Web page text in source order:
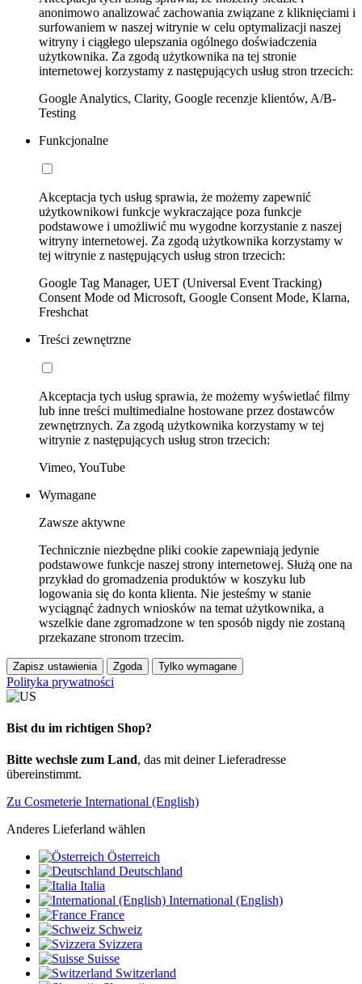
anonimowo analizować zachowania związane z kliknięciami i
surfowaniem w naszej witrynie w celu optymalizacji naszej
witryny i ciągłego ulepszania ogólnego doświadczenia
użytkownika. Za zgodą użytkownika na tej stronie
internetowej korzystamy z następujących usług stron trzecich:
Google Analytics, Clarity, Google recenzje klientów, A/B-
Testing
Funkcjonalne
Akceptacja tych usług sprawia, że możemy zapewnić
użytkownikowi funkcje wykraczające poza funkcje
podstawowe i umożliwić mu wygodne korzystanie z naszej
witryny internetowej. Za zgodą użytkownika korzystamy w
tej witrynie z następujących usług stron trzecich:
Google Tag Manager, UET (Universal Event Tracking)
Consent Mode od Microsoft, Google Consent Mode, Klarna,
Freshchat
Treści zewnętrzne
Akceptacja tych usług sprawia, że możemy wyświetlać filmy
lub inne treści multimedialne hostowane przez dostawców
zewnętrznych. Za zgodą użytkownika korzystamy w tej
witrynie z następujących usług stron trzecich:
Vimeo, YouTube
Wymagane
Zawsze aktywne
Technicznie niezbędne pliki cookie zapewniają jedynie
podstawowe funkcje naszej strony internetowej. Służą one na
przykład do gromadzenia produktów w koszyku lub
logowania się do konta klienta. Nie jesteśmy w stanie
wyciągnąć żadnych wniosków na temat użytkownika, a
wszelkie dane zgromadzone w ten sposób nigdy nie zostaną
przekazane stronom trzecim.
Zapisz ustawienia Zgoda Tylko wymagane
Polityka prywatności
Bist du im richtigen Shop?
Bitte wechsle zum Land, das mit deiner Lieferadresse
übereinstimmt.
Zu Cosmeterie International (English)
Anderes Lieferland wählen
Österreich
Deutschland
Italia
International (English)
France
Schweiz
Svizzera
Suisse
Switzerland